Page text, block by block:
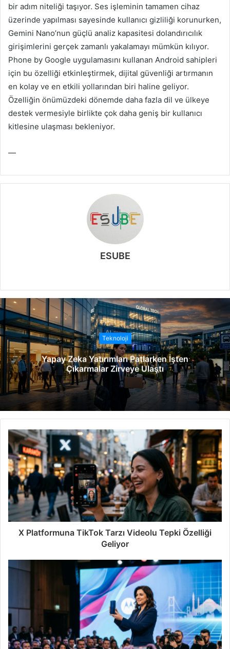
bir adım niteliği taşıyor. Ses işleminin tamamen cihaz
üzerinde yapılması sayesinde kullanıcı gizliliği korunurken,
Gemini Nano’nun güçlü analiz kapasitesi dolandırıcılık
girişimlerini gerçek zamanlı yakalamayı mümkün kılıyor.
Phone by Google uygulamasını kullanan Android sahipleri
için bu özelliği etkinleştirmek, dijital güvenliği artırmanın
en kolay ve en etkili yollarından biri haline geliyor.
Özelliğin önümüzdeki dönemde daha fazla dil ve ülkeye
destek vermesiyle birlikte çok daha geniş bir kullanıcı
kitlesine ulaşması bekleniyor.
—
ESUBE
b
s
i
t
e
s
i
Teknoloji
Yapay Zeka Yatırımları Patlarken İşten
Çıkarmalar Zirveye Ulaştı
X Platformuna TikTok Tarzı Videolu Tepki Özelliği
Geliyor